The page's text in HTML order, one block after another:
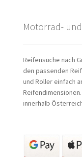
Motorrad-
Reifensuche nach
den passenden
und Roller einfach
innerhalb